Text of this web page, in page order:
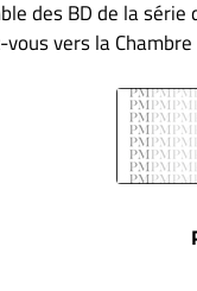
des BD de la série
vers la Chambre